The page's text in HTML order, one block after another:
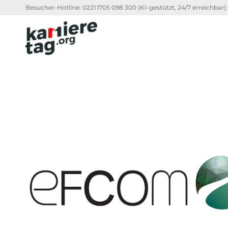
Besucher-Hotline: 0221 1705 098 300 (KI-gestützt, 24/7 erreichbar)